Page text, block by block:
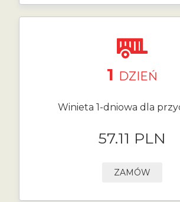
1 DZIEŃ
Winieta 1-dniowa dla
57.11 PLN
ZAMÓW